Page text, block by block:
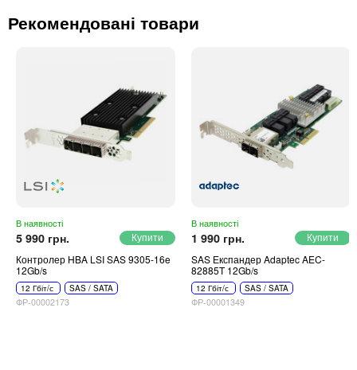
Рекомендовані товари
В наявності
5 990 грн.
Контролер HBA LSI SAS 9305-16e
12Gb/s
12 Гбіт/с SAS / SATA
ФР-00002173
В наявності
1 990 грн.
SAS Експандер Adaptec AEC-
82885T 12Gb/s
12 Гбіт/с SAS / SATA
ФР-00001349